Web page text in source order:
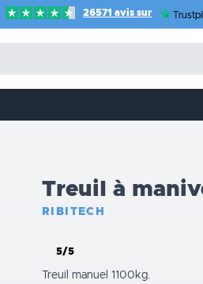
26571 avis sur
Treuil à
RIBITECH
5/5
Treuil manuel 1100kg.